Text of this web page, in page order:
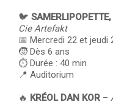
🐦
Cie Artefakt
📅 Mercredi 22 et jeudi
🧒 Dès 6 ans
⏱️ Durée : 40 min
📍 Auditorium
🔥 KRÉOL DAN KOR –